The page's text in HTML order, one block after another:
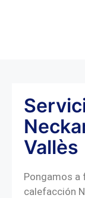
Vallès
Pongamos a
calefacción